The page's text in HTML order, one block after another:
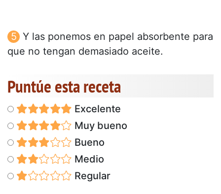
Y las ponemos en papel absorbente para
que no tengan demasiado aceite.
Puntúe esta receta
Excelente
Muy bueno
Bueno
Medio
Regular